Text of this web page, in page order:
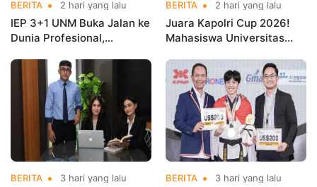
BERITA 2 hari yang lalu
IEP 3+1 UNM Buka Jalan ke
Dunia Profesional,
Kementerian Koperasi
BERITA 2 hari yang lalu
Juara Kapolri Cup 2026!
Mahasiswa Universitas
Nama Kampus di Kejurnas
Taekwondo
BERITA 3 hari yang lalu BERITA 3 hari yang lalu